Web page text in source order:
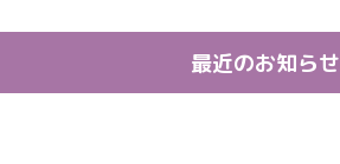
最近のお知らせ